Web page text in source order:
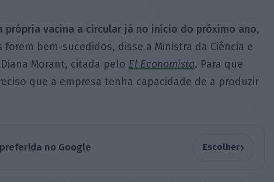
própria vacina a circular já no início do próximo ano,
bem-sucedidos, disse a Ministra da Ciência e
Morant, citada pelo El Economista. Para que
que a empresa tenha capacidade de a produzir
no Google Escolher›